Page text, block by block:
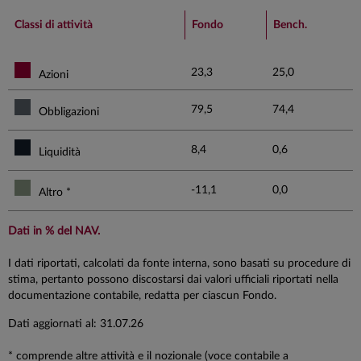
End of interactive chart.
Classi di attività Fondo Bench.
Azioni 23,3 25,0
Obbligazioni 79,5 74,4
Liquidità 8,4 0,6
Altro * -11,1 0,0
Dati in % del NAV.
I dati riportati, calcolati da fonte interna, sono basati su procedure di
stima, pertanto possono discostarsi dai valori ufficiali riportati nella
documentazione contabile, redatta per ciascun Fondo.
Dati aggiornati al: 31.07.26
* comprende altre attività e il nozionale (voce contabile a